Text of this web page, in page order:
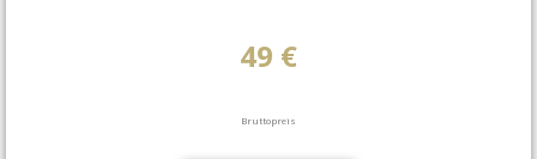
49 €
Bruttopreis